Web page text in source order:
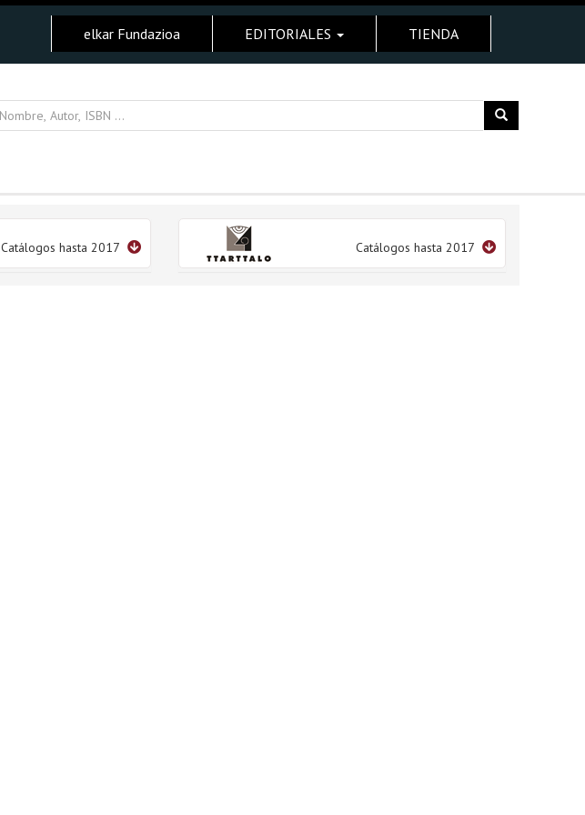
elkar Fundazioa EDITORIALES TIENDA
Catálogos hasta 2017 Catálogos hasta 2017